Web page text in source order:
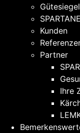
Kunden
Partner
Ihre